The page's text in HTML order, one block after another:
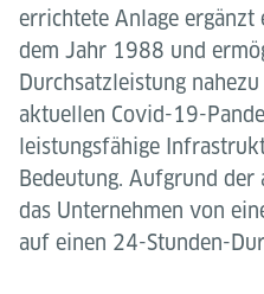
errichtete Anlage ergänzt
dem Jahr 1988 und
Durchsatzleistung
aktuellen Covid-19-
leistungsfähige
Bedeutung. Aufgrund
das Unternehmen von
auf einen 24-Stunden-